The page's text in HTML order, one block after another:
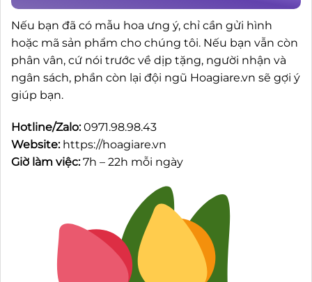
Nếu bạn đã có mẫu hoa ưng ý, chỉ cần gửi hình
hoặc mã sản phẩm cho chúng tôi. Nếu bạn vẫn còn
phân vân, cứ nói trước về dịp tặng, người nhận và
ngân sách, phần còn lại đội ngũ Hoagiare.vn sẽ gợi ý
giúp bạn.
Hotline/Zalo:0971.98.98.43
Website: https://hoagiare.vn
Giờ làm việc:7h – 22h mỗi ngày